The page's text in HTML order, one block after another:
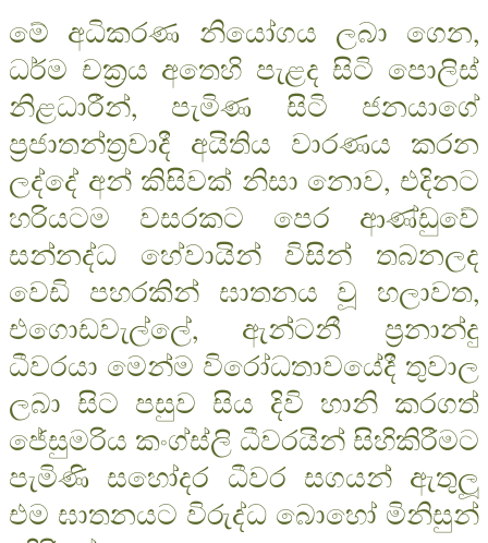
මේ අධිකරණ නියෝගය ලබා ගෙන,
ධර්ම චක‍්‍රය අතෙහි පැළද සිටි පොලිස්
නිළධාරීන්, පැමිණ සිටි ජනයාගේ
ප‍්‍රජාතන්ත‍්‍රවාදී අයිතිය වාරණය කරන
ලද්දේ අන් කිසිවක් නිසා නොව, එදිනට
හරියටම වසරකට පෙර ආණ්ඩුවේ
සන්නද්ධ හේවායින් විසින් තබනලද
වෙඩි පහරකින් ඝාතනය වූ හලාවත,
එගොඩවැල්ලේ, ඇන්ටනී ප‍්‍රනාන්දු
ධීවරයා මෙන්ම විරෝධතාවයේදී තුවාල
ලබා සිට පසුව සිය දිවි හානි කරගත්
ජේසුමරිය කංග්ස්ලි ධීවරයින් සිහිකිරීමට
පැමිණි සහෝදර ධීවර සගයන් ඇතුලූ
එම ඝාතනයට විරුද්ධ බොහෝ මිනිසුන්